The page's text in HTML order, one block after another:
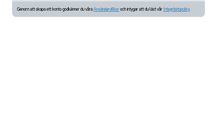
Genom att skapa ett konto godkänner du våra Användarvillkor och intygar att du läst vår Integritetspolicy.